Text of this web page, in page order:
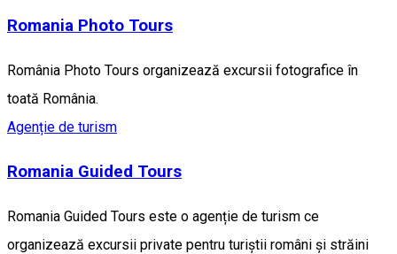
Romania Photo Tours
România Photo Tours organizează excursii fotografice în
toată România.
Agenție de turism
Romania Guided Tours
Romania Guided Tours este o agenție de turism ce
organizează excursii private pentru turiștii români și străini